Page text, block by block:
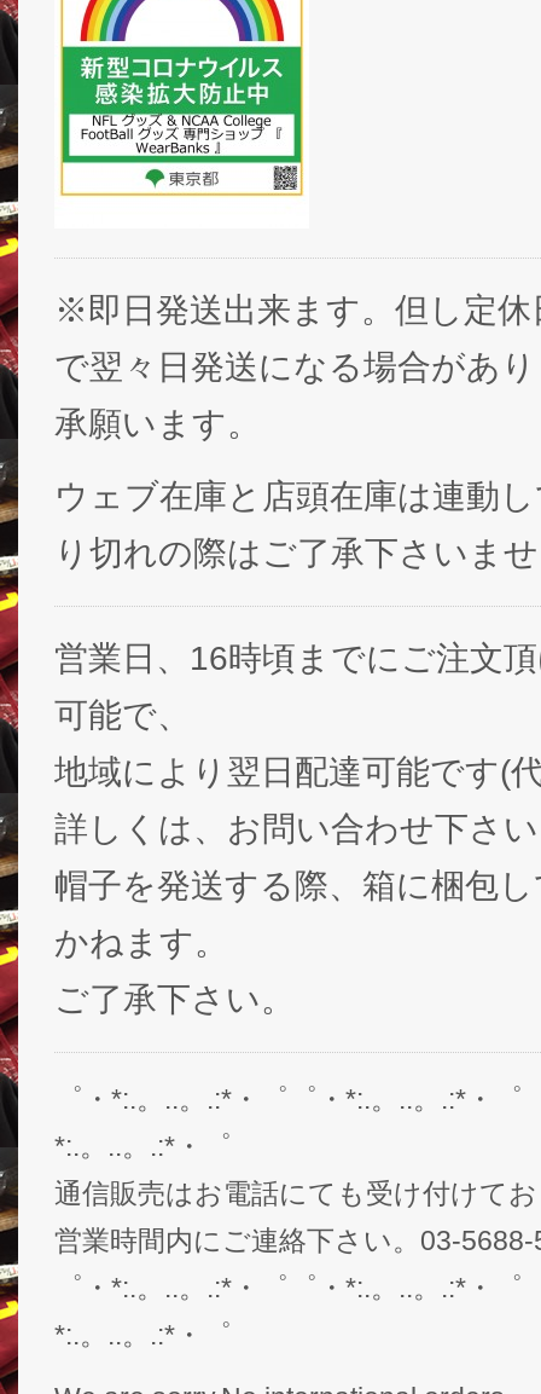
※即日発送出来ます。但し定休
で翌々日発送になる場合があ
承願います。
ウェブ在庫と店頭在庫は連動
り切れの際はご了承下さいま
営業日、16時頃までにご注文
可能で、
地域により翌日配達可能です(
詳しくは、お問い合わせ下さ
帽子を発送する際、箱に梱包
かねます。
ご了承下さい。
゜・*:.。..。.:*・゜゜・*:.。..。.:*・
*:.。..。.:*・゜
通信販売はお電話にても受け付けて
営業時間内にご連絡下さい。03-5688-
゜・*:.。..。.:*・゜゜・*:.。..。.:*・
*:.。..。.:*・゜